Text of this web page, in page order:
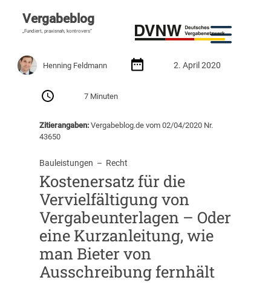
Vergabeblog
„Fundiert, praxisnah, kontrovers“
Henning Feldmann 2. April 2020
7 Minuten
Zitierangaben:Vergabeblog.de vom 02/04/2020 Nr.
43650
Bauleistungen
  –
Recht
Kostenersatz für die
Vervielfältigung von
Vergabeunterlagen – Oder
eine Kurzanleitung, wie
man Bieter von
Ausschreibung fernhält